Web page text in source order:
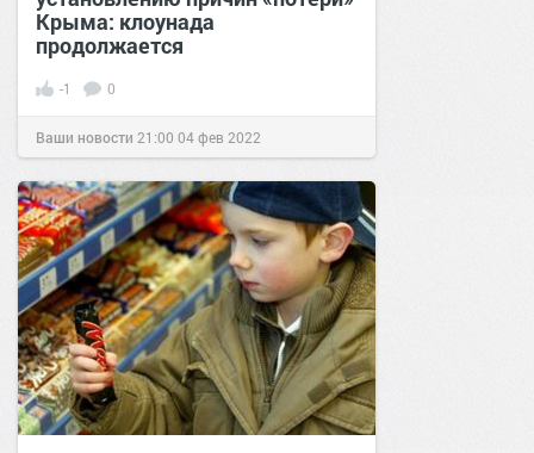
Крыма: клоунада
продолжается
-1 0
Ваши новости 21:00 04 фев 2022